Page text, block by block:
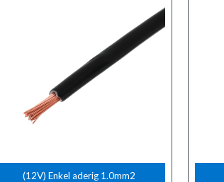
(12V) Enkel aderig 1.0mm2